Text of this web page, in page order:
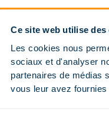
Ce site web utilise des
Les cookies nous
sociaux et d'analyser
partenaires de médias
vous leur avez